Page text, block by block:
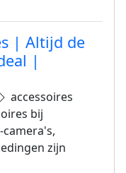
| Altijd de
|
accessoires
bij
zijn